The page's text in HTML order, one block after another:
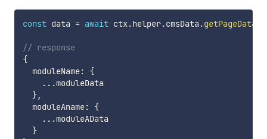
const data = await ctx.helper.cmsData .getPageData
// response
{
  moduleName
:
{
...moduleData
},
  moduleAname
:
{
...moduleAData
}